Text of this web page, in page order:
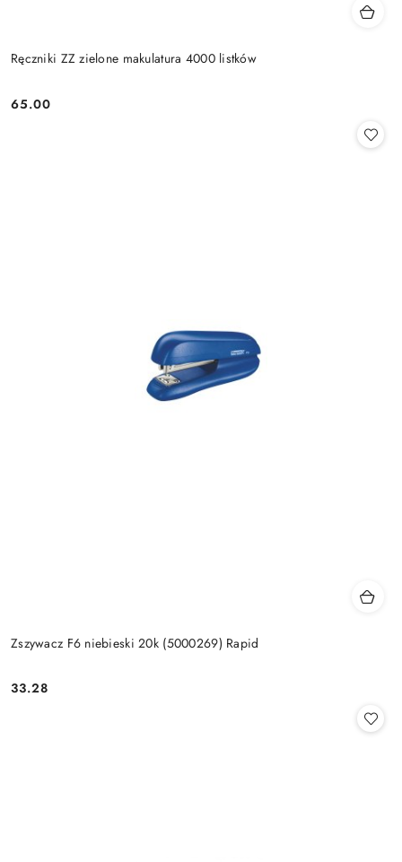
Ręczniki ZZ zielone makulatura 4000 listków
Cena:
65.00
Zszywacz F6 niebieski 20k (5000269) Rapid
Cena:
33.28